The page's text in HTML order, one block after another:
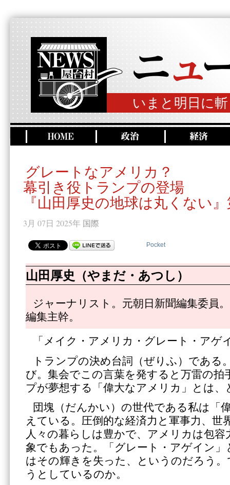
いまと明日に
グレートなアメリカ？
幕引き役トランプの登場
『山田厚史の地球は丸くない
3月 07日 2025年 国際
Pocket
山田厚史（やまだ・あつし）
ジャーナリスト。元朝日新聞編集委員
編集主幹。
「メイク・アメリカ・グレート・アゲ
トランプの決め台詞（ぜりふ）である
び。集会でこの言葉を発すると万雷の拍
プが夢想する「偉大なアメリカ」とは
団塊（だんかい）の世代である私は「
えている。圧倒的な経済力と軍事力、世
人々の暮らしは豊かで、アメリカは包
象でもあった。「グレート・アゲイン
はその輝きを失った、というのだろう
うとしているのか。